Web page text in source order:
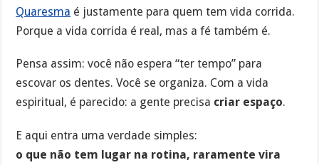
Quaresma é justamente para quem tem vida corrida.
Porque a vida corrida é real, mas a fé também é.
Pensa assim: você não espera “ter tempo” para
escovar os dentes. Você se organiza. Com a vida
espiritual, é parecido: a gente precisa criar espaço.
E aqui entra uma verdade simples:
o que não tem lugar na rotina, raramente vira